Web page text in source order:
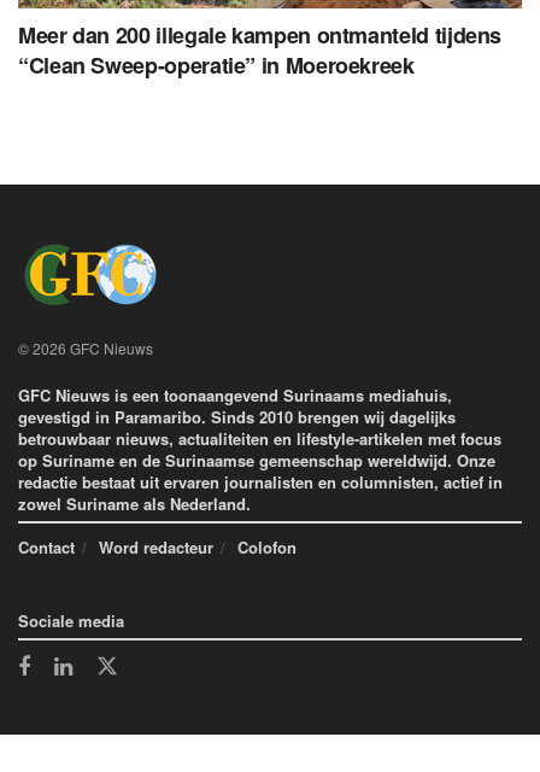
Meer dan 200 illegale kampen ontmanteld tijdens
“Clean Sweep-operatie” in Moeroekreek
© 2026 GFC Nieuws
GFC Nieuws is een toonaangevend Surinaams mediahuis,
gevestigd in Paramaribo. Sinds 2010 brengen wij dagelijks
betrouwbaar nieuws, actualiteiten en lifestyle-artikelen met focus
op Suriname en de Surinaamse gemeenschap wereldwijd. Onze
redactie bestaat uit ervaren journalisten en columnisten, actief in
zowel Suriname als Nederland.
Contact
Word redacteur Colofon
Sociale media